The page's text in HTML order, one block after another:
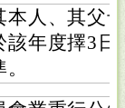
人、其父
該年度擇3